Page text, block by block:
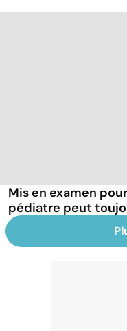
Mis en examen
pédiatre peut